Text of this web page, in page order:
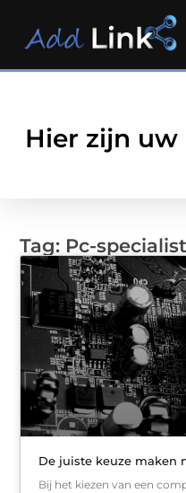
Hier zijn
Tag: Pc-specialist
De juiste keuze maken
Bij het kiezen van een